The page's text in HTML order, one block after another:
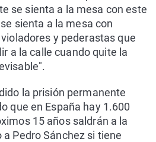
se sienta a la mesa con este
sienta a la mesa con
y pederastas que
a la calle cuando quite la
la prisión permanente
que en España hay 1.600
15 años saldrán a la
Pedro Sánchez si tiene